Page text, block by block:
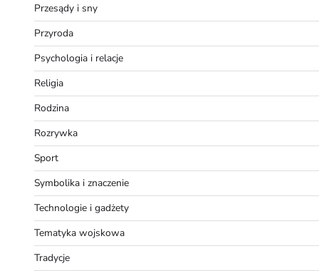
Przesądy i sny
Przyroda
Psychologia i relacje
Religia
Rodzina
Rozrywka
Sport
Symbolika i znaczenie
Technologie i gadżety
Tematyka wojskowa
Tradycje